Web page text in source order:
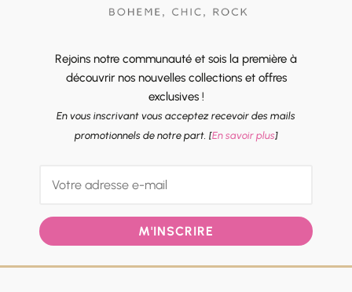
Rejoins notre communauté et sois la première à
découvrir nos nouvelles collections et offres
exclusives !
En vous inscrivant vous acceptez recevoir des mails
promotionnels de notre part. [En savoir plus]
M'INSCRIRE